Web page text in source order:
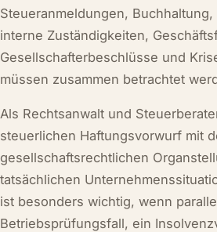
Steueranmeldungen,
interne Zuständigkeiten,
Gesellschafterbeschlüsse und
müssen zusammen betrachtet
Als Rechtsanwalt und
steuerlichen Haftungsvorwurf mit
gesellschaftsrechtlichen
tatsächlichen
ist besonders wichtig, wenn
Betriebsprüfungsfall, ein